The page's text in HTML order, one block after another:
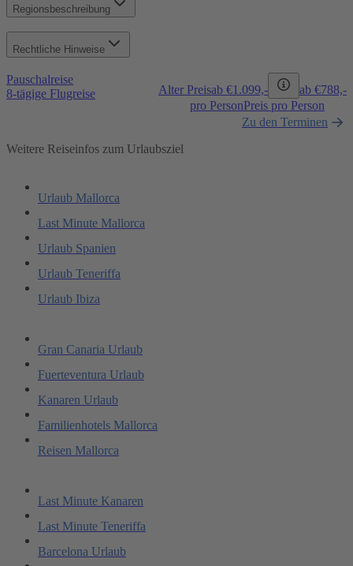
Regionsbeschreibung
Rechtliche Hinweise
Pauschalreise
8-tägige Flugreise
Alter Preisab €1.099,- ab €788,-
pro PersonPreis pro Person
Zu den Terminen
Weitere Reiseinfos zum Urlaubsziel
Urlaub Mallorca
Last Minute Mallorca
Urlaub Spanien
Urlaub Teneriffa
Urlaub Ibiza
Gran Canaria Urlaub
Fuerteventura Urlaub
Kanaren Urlaub
Familienhotels Mallorca
Reisen Mallorca
Last Minute Kanaren
Last Minute Teneriffa
Barcelona Urlaub